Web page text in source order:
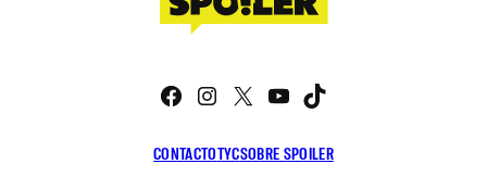
CONTACTOTYCSOBRE SPOILER
Facebook
Instagram
X YouTube